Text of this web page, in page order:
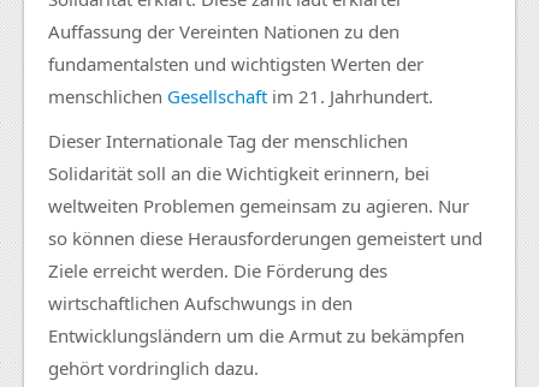
Auffassung der Vereinten Nationen zu den
fundamentalsten und wichtigsten Werten der
menschlichen Gesellschaft im 21. Jahrhundert.
Dieser Internationale Tag der menschlichen
Solidarität soll an die Wichtigkeit erinnern, bei
weltweiten Problemen gemeinsam zu agieren. Nur
so können diese Herausforderungen gemeistert und
Ziele erreicht werden. Die Förderung des
wirtschaftlichen Aufschwungs in den
Entwicklungsländern um die Armut zu bekämpfen
gehört vordringlich dazu.